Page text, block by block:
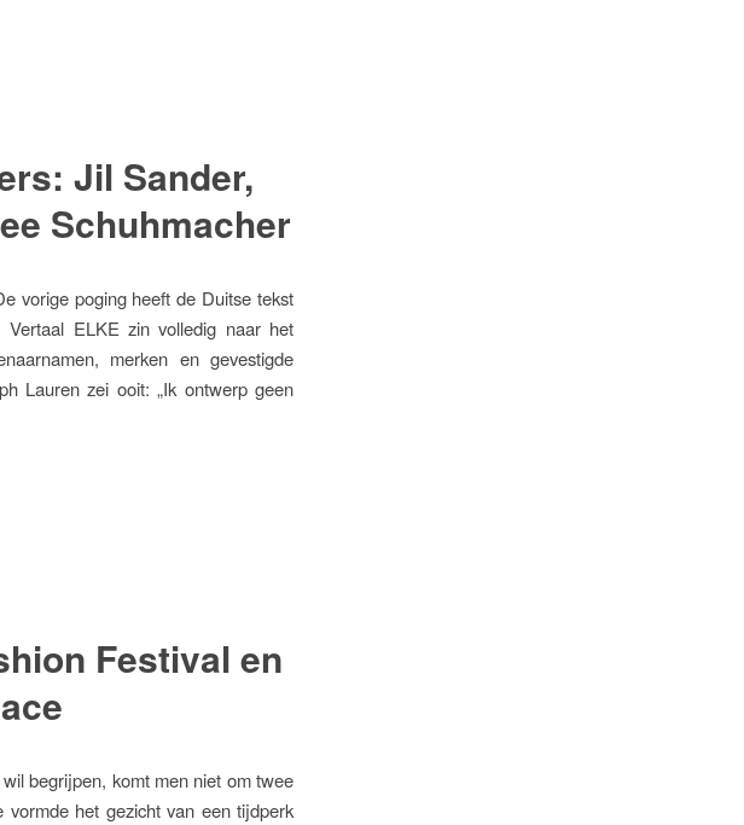
Jil Sander,
Schuhmacher
vorige poging heeft de Duitse tekst
Vertaal ELKE zin volledig naar het
merken en gevestigde
Lauren zei ooit: „Ik ontwerp geen
Festival en
begrijpen, komt men niet om twee
het gezicht van een tijdperk